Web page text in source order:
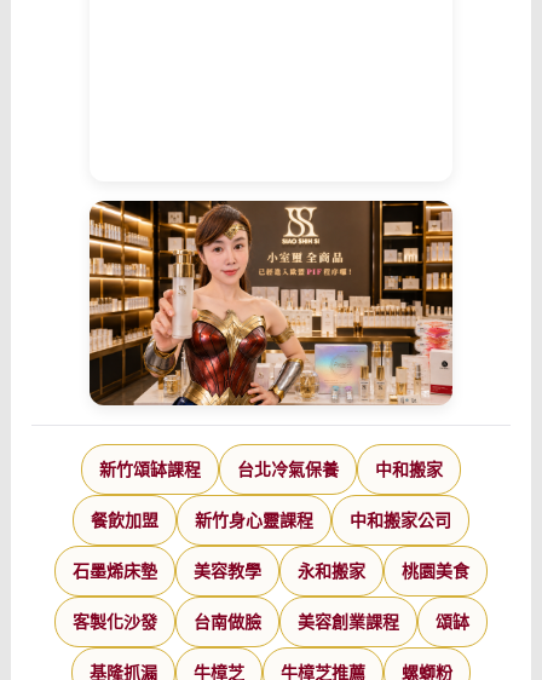
新竹頌缽課程 台北冷氣保養 中和搬家
餐飲加盟 新竹身心靈課程 中和搬家公司
石墨烯床墊 美容教學 永和搬家 桃園美食
客製化沙發 台南做臉 美容創業課程 頌缽
基隆抓漏 牛樟芝 牛樟芝推薦 螺螄粉